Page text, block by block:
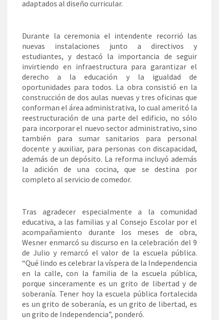
adaptados al diseño curricular.
Durante la ceremonia el intendente recorrió las
nuevas instalaciones junto a directivos y
estudiantes, y destacó la importancia de seguir
invirtiendo en infraestructura para garantizar el
derecho a la educación y la igualdad de
oportunidades para todos. La obra consistió en la
construcción de dos aulas nuevas y tres oficinas que
conforman el área administrativa, lo cual ameritó la
reestructuración de una parte del edificio, no sólo
para incorporar el nuevo sector administrativo, sino
también para sumar sanitarios para personal
docente y auxiliar, para personas con discapacidad,
además de un depósito. La reforma incluyó además
la adición de una cocina, que se destina por
completo al servicio de comedor.
Tras agradecer especialmente a la comunidad
educativa, a las familias y al Consejo Escolar por el
acompañamiento durante los meses de obra,
Wesner enmarcó su discurso en la celebración del 9
de Julio y remarcó el valor de la escuela pública.
“Qué lindo es celebrar la víspera de la Independencia
en la calle, con la familia de la escuela pública,
porque sinceramente es un grito de libertad y de
soberanía. Tener hoy la escuela pública fortalecida
es un grito de soberanía, es un grito de libertad, es
un grito de Independencia”, ponderó.